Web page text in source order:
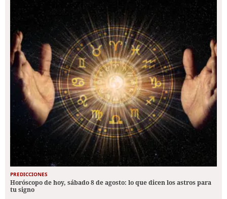
PREDICCIONES
Horóscopo de hoy, sábado 8 de agosto: lo que dicen los astros para
tu signo